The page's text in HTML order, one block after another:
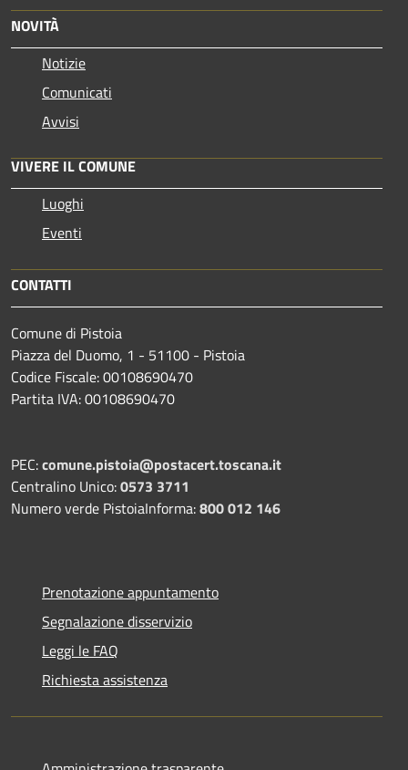
NOVITÀ
Notizie
Comunicati
Avvisi
VIVERE IL COMUNE
Luoghi
Eventi
CONTATTI
Comune di Pistoia
Piazza del Duomo, 1 - 51100 - Pistoia
Codice Fiscale: 00108690470
Partita IVA: 00108690470
PEC:comune.pistoia@postacert.toscana.it
Centralino Unico:0573 3711
Numero verde PistoiaInforma:800 012 146
Prenotazione appuntamento
Segnalazione disservizio
Leggi le FAQ
Richiesta assistenza